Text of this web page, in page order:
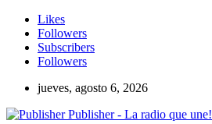
Likes
Followers
Subscribers
Followers
jueves, agosto 6, 2026
Publisher - La radio que une!